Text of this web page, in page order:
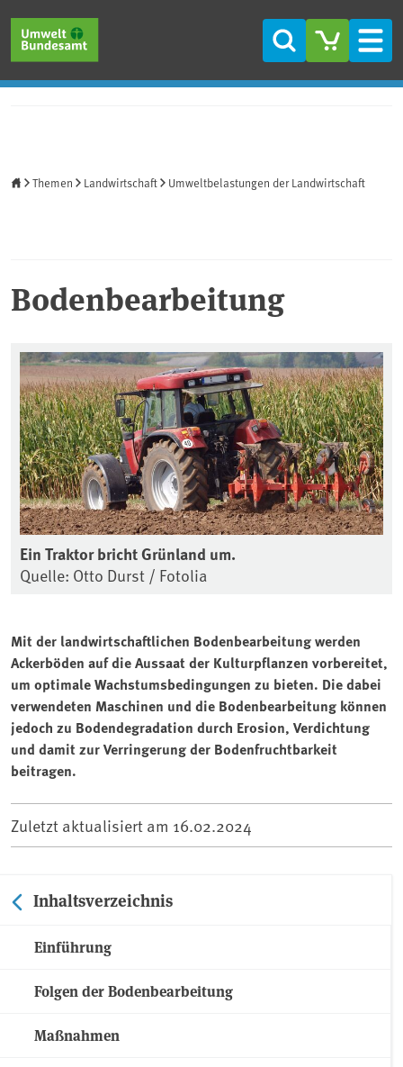
Suche
Themen Landwirtschaft Umweltbelastungen der Landwirtschaft
Bodenbearbeitung
Ein Traktor bricht Grünland um.
Quelle: Otto Durst / Fotolia
Mit der landwirtschaftlichen Bodenbearbeitung werden
Ackerböden auf die Aussaat der Kulturpflanzen vorbereitet,
um optimale Wachstumsbedingungen zu bieten. Die dabei
verwendeten Maschinen und die Bodenbearbeitung können
jedoch zu Bodendegradation durch Erosion, Verdichtung
und damit zur Verringerung der Bodenfruchtbarkeit
beitragen.
Zuletzt aktualisiert am 16.02.2024
Inhaltsverzeichnis
Einführung
Folgen der Bodenbearbeitung
Maßnahmen